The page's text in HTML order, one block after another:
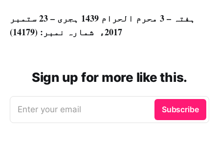
ہفتہ – 3 محرم الحرام 1439 ہجری – 23 ستمبر
2017ء شمارہ نمبر: (14179)
Sign up for more like this.
Enter your email Subscribe